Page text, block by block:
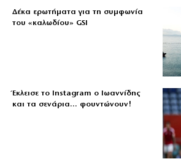
Δέκα ερωτήματα για τη συμφωνία
του «καλωδίου» GSI
Έκλεισε το Instagram ο Ιωαννίδης
και τα σενάρια… φουντώνουν!